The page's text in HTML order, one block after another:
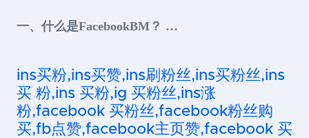
一、什么是FacebookBM？ …
ins买粉,ins买赞,ins刷粉丝,ins买粉丝,ins
买 粉,ins 买粉,ig 买粉丝,ins涨
粉,facebook 买粉丝,facebook粉丝购
买,fb点赞,facebook主页赞,facebook 买